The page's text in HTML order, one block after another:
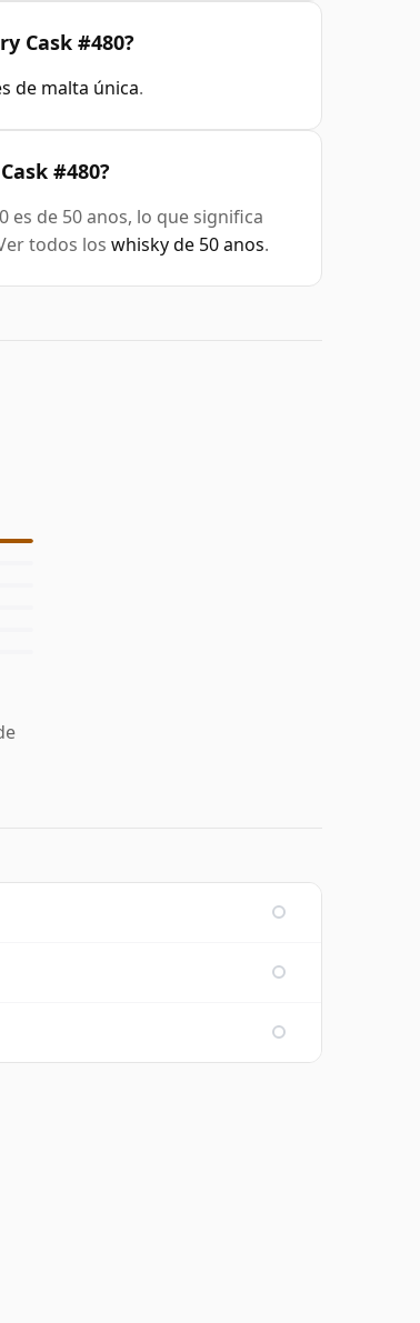
Cask #480?
de malta única.
#480?
es de 50 anos, lo que significa
todos los whisky de 50 anos.